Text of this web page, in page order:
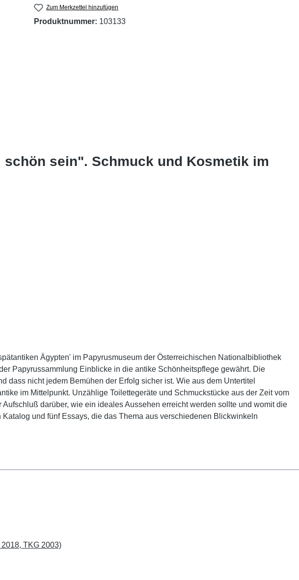
Zum Merkzettel hinzufügen
Produktnummer: 103133
sein". Schmuck und Kosmetik im
Ägypten' im Papyrusmuseum der Österreichischen Nationalbibliothek
Papyrussammlung Einblicke in die antike Schönheitspflege gewährt. Die
nicht jedem Bemühen der Erfolg sicher ist. Wie aus dem Untertitel
im Mittelpunkt. Unzählige Toilettegeräte und Schmuckstücke aus der Zeit vom
darüber, wie ein ideales Aussehen erreicht werden sollte und womit die
und fünf Essays, die das Thema aus verschiedenen Blickwinkeln
TKG 2003)